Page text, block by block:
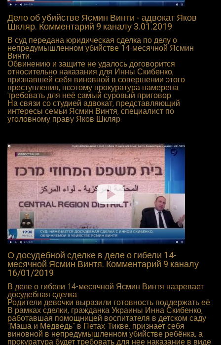
Дело об убийстве Ясмин Винти - адвокат Яков
Шкляр. Комментарий 9 каналу 3.01.2019
В суд передана юридическая сделка по делу о
непредумышленном убийстве 14-месячной Ясмин
Винти.
Обвинению и защите не удалось договорится
относительно наказания для Инны Скибенко,
признавшей себя виновной в совершении этого
преступления, поэтому прокуратура намерена
требовать для неё самый суровый приговор.
На связи со студией адвокат, представляющий
интересы семьи Ясмин Винтя, специалист по
уголовному праву Яков Шкляр.
О досудебной сделке в деле о гибели 14-
месячной Ясмин Винтя. Комментарий 9 каналу
16/01/2019
В деле о гибели 14-месячной Ясмин Винтя назревает
досудебная сделка.
Родители девочки выразили готовность поддержать её.
В рамках сделки, гражданка Украины Инна Скибенко,
работавшая помощницей воспитателя в детском саду
"Маша и Медведь" в Петах-Тикве, признает себя
виновной в непредумышленном убийстве ребёнка, а
прокуратура будет требовать для нее наказание в виде